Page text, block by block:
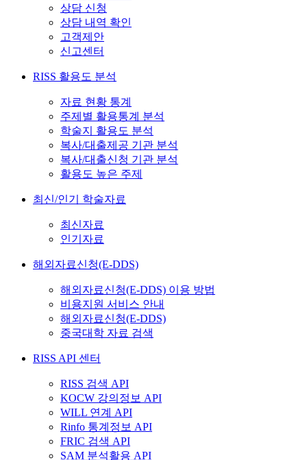
상담 신청
상담 내역 확인
고객제안
신고센터
RISS 활용도 분석
자료 현황 통계
주제별 활용통계 분석
학술지 활용도 분석
복사/대출제공 기관 분석
복사/대출신청 기관 분석
활용도 높은 주제
최신/인기 학술자료
최신자료
인기자료
해외자료신청(E-DDS)
해외자료신청(E-DDS) 이용 방법
비용지원 서비스 안내
해외자료신청(E-DDS)
중국대학 자료 검색
RISS API 센터
RISS 검색 API
KOCW 강의정보 API
WILL 연계 API
Rinfo 통계정보 API
FRIC 검색 API
SAM 분석활용 API